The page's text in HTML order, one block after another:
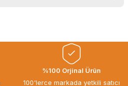
%100 Orjinal Ürün
100'lerce markada yetkili satıcı